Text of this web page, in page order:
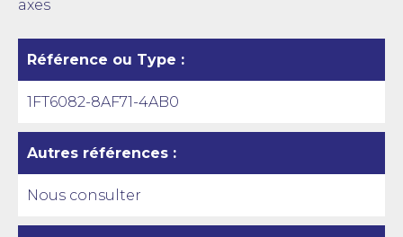
axes
Référence ou Type :
1FT6082-8AF71-4AB0
Autres références :
Nous consulter